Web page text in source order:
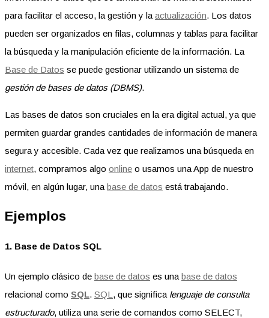
para facilitar el acceso, la gestión y la actualización. Los datos
pueden ser organizados en filas, columnas y tablas para facilitar
la búsqueda y la manipulación eficiente de la información. La
Base de Datos se puede gestionar utilizando un sistema de
gestión de bases de datos (DBMS).
Las bases de datos son cruciales en la era digital actual, ya que
permiten guardar grandes cantidades de información de manera
segura y accesible. Cada vez que realizamos una búsqueda en
internet, compramos algo online o usamos una App de nuestro
móvil, en algún lugar, una base de datos está trabajando.
Ejemplos
1. Base de Datos SQL
Un ejemplo clásico de base de datos es una base de datos
relacional como SQL. SQL , que significa lenguaje de consulta
estructurado, utiliza una serie de comandos como SELECT,